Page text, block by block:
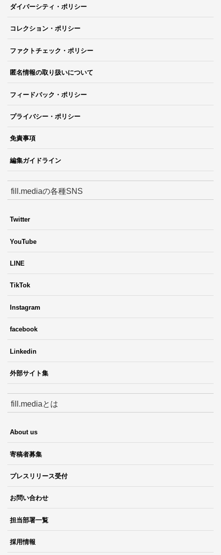
ダイバーシティ・ポリシー
コレクション・ポリシー
ファクトチェック・ポリシー
匿名情報の取り扱いについて
フィードバック・ポリシー
プライバシー・ポリシー
免責事項
編集ガイドライン
fill.mediaの各種SNS
Twitter
YouTube
LINE
TikTok
Instagram
facebook
Linkedin
外部サイト集
fill.mediaとは
About us
寄稿者募集
プレスリリース受付
お問い合わせ
担当部署一覧
採用情報